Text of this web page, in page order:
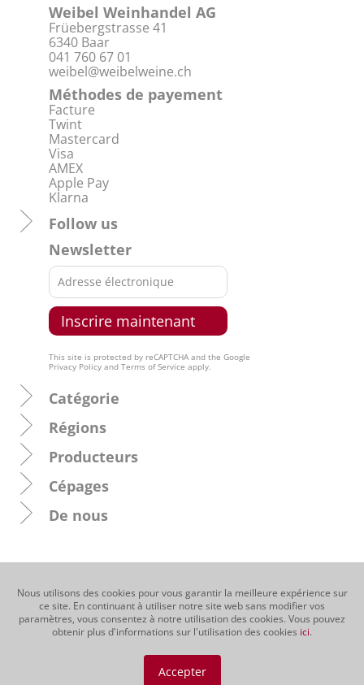
Nous utilisons des cookies pour vous garantir la meilleure expérience sur
ce site. En continuant à utiliser notre site web sans modifier vos
paramètres, vous consentez à notre utilisation des cookies. Vous pouvez
obtenir plus d'informations sur l'utilisation des cookies ici.
Accepter
Weibel Weinhandel AG
Früebergstrasse 41
6340 Baar
041 760 67 01
weibel@weibelweine.ch
Méthodes de payement
Facture
Twint
Mastercard
Visa
AMEX
Apple Pay
Klarna
Follow us
Newsletter
This site is protected by reCAPTCHA and the Google
Privacy Policy and Terms of Service apply.
Catégorie
Régions
Producteurs
Cépages
De nous